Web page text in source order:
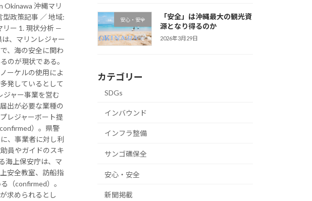
Okinawa 沖縄マリ
政策記事 ／ 地域:
リー 1. 現状分析 —
、マリンレジャー
、海の安全に関わ
のが現状である。
ーケルの使用によ
発しているとして
ジャー事業を営む
出が必要な業種の
レジャーボート提
）。県警
、事業者に対し利
員やガイドのスキ
海上保安庁は、マ
安全教室、訪船指
（confirmed）。
求められるとし
安心・安全
「安全」は沖縄最大の観光資
源となり得るのか
2026年3月29日
カテゴリー
SDGs
インバウンド
インフラ整備
サンゴ礁保全
安心・安全
新聞掲載